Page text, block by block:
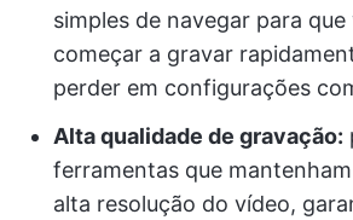
simples de navegar para que
começar a gravar
perder em configurações
Alta qualidade de gravação:
ferramentas que
alta resolução do vídeo,